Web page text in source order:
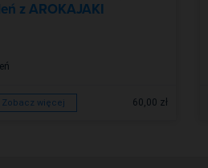
z AROKAJAKI
Zobacz więcej 60,00 zł